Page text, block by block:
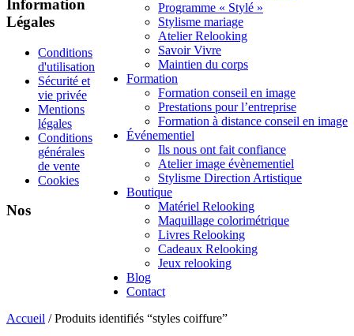
Programme « Stylé »
Stylisme mariage
Atelier Relooking
Savoir Vivre
Maintien du corps
Formation
Formation conseil en image
Prestations pour l’entreprise
Formation à distance conseil en image
Événementiel
Ils nous ont fait confiance
Atelier image évènementiel
Stylisme Direction Artistique
Boutique
Matériel Relooking
Maquillage colorimétrique
Livres Relooking
Cadeaux Relooking
Jeux relooking
Blog
Contact
Accueil / Produits identifiés “styles coiffure”
Information
Légales
Conditions
d'utilisation
Sécurité et
vie privée
Mentions
légales
Conditions
générales
de vente
Cookies
Nos